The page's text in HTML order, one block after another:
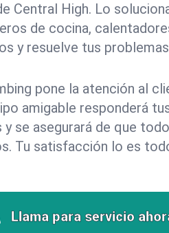
Central High. Lo
de cocina,
y resuelve tus
pone la atención al
amigable responderá
y se asegurará de que
Tu satisfacción lo es
Llama para servicio